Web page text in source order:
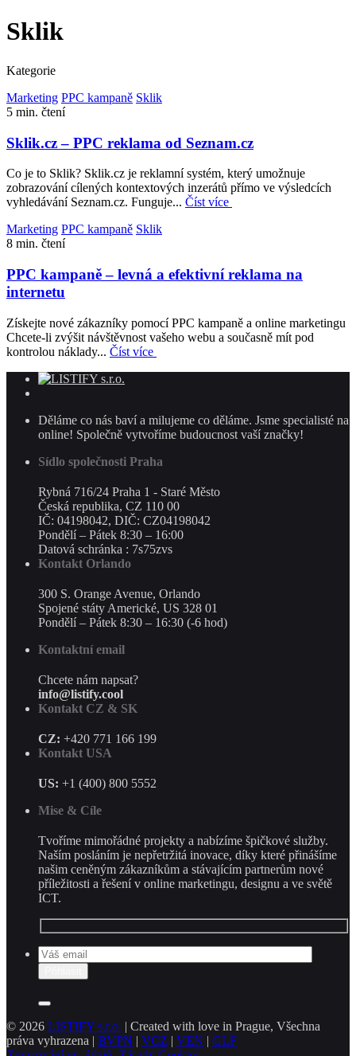
Sklik
Kategorie
Marketing PPC kampaně Sklik
5 min. čtení
Sklik.cz – PPC reklama od Seznam.cz
Co je to Sklik? Sklik.cz je reklamní systém, který umožnuje
zobrazování cílených kontextových inzerátů přímo ve výsledcích
vyhledávání Seznam.cz. Funguje... Číst více
Marketing PPC kampaně Sklik
8 min. čtení
PPC kampaně – levná a efektivní reklama na
internetu
Získejte nové zákazníky pomocí PPC kampaně a online marketingu
Chcete-li zvýšit návštěvnost vašeho webu a současně mít pod
kontrolou náklady... Číst více
Děláme co nás baví a milujeme co děláme. Jsme specialisté na
online! Společně vytvoříme budoucnost vaší značky!
Sídlo společnosti Praha
Rybná 716/24 Praha 1 - Staré Město
Česká republika, CZ 110 00
IČ: 04198042, DIČ: CZ04198042
Pondělí – Pátek 8:30 – 16:00
Datová schránka : 7s75zvs
Kontakt Orlando
300 S. Orange Avenue, Orlando
Spojené státy Americké, US 328 01
Pondělí – Pátek 8:30 – 16:30 (-6 hod)
Kontaktní email
Chcete nám napsat?
info@listify.cool
Kontakt CZ & SK
CZ: +420 771 166 199
Kontakt USA
US: +1 (400) 800 5552
Mise & Cíle
Tvoříme mimořádné projekty a nabízíme špičkové služby.
Naším posláním je nepřetržitá inovace, díky které přinášíme
našim ceněným zákazníkům a stávajícím partnerům nové
příležitosti a řešení v online marketingu, designu a ve světě
ICT.
© 2026 LISTIFY s.r.o. | Created with love in Prague, Všechna
práva vyhrazena | BVPN | VCZ | VEN | GLF